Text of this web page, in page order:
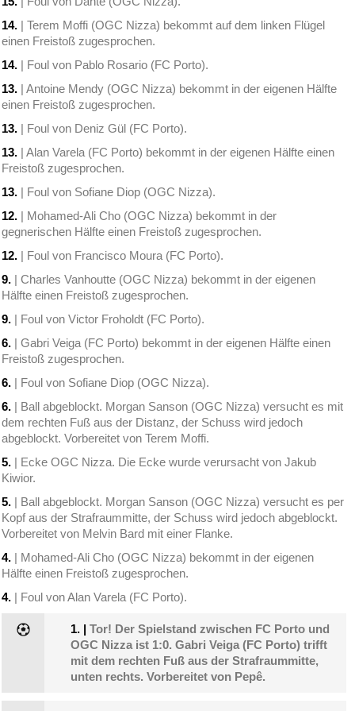
14. | Terem Moffi (OGC Nizza) bekommt auf dem linken Flügel
einen Freistoß zugesprochen.
14. | Foul von Pablo Rosario (FC Porto).
13. | Antoine Mendy (OGC Nizza) bekommt in der eigenen Hälfte
einen Freistoß zugesprochen.
13. | Foul von Deniz Gül (FC Porto).
13. | Alan Varela (FC Porto) bekommt in der eigenen Hälfte einen
Freistoß zugesprochen.
13. | Foul von Sofiane Diop (OGC Nizza).
12. | Mohamed-Ali Cho (OGC Nizza) bekommt in der
gegnerischen Hälfte einen Freistoß zugesprochen.
12. | Foul von Francisco Moura (FC Porto).
9. | Charles Vanhoutte (OGC Nizza) bekommt in der eigenen
Hälfte einen Freistoß zugesprochen.
9. | Foul von Victor Froholdt (FC Porto).
6. | Gabri Veiga (FC Porto) bekommt in der eigenen Hälfte einen
Freistoß zugesprochen.
6. | Foul von Sofiane Diop (OGC Nizza).
6. | Ball abgeblockt. Morgan Sanson (OGC Nizza) versucht es mit
dem rechten Fuß aus der Distanz, der Schuss wird jedoch
abgeblockt. Vorbereitet von Terem Moffi.
5. | Ecke OGC Nizza. Die Ecke wurde verursacht von Jakub
Kiwior.
5. | Ball abgeblockt. Morgan Sanson (OGC Nizza) versucht es per
Kopf aus der Strafraummitte, der Schuss wird jedoch abgeblockt.
Vorbereitet von Melvin Bard mit einer Flanke.
4. | Mohamed-Ali Cho (OGC Nizza) bekommt in der eigenen
Hälfte einen Freistoß zugesprochen.
4. | Foul von Alan Varela (FC Porto).
1. |Tor! Der Spielstand zwischen FC Porto und
OGC Nizza ist 1:0. Gabri Veiga (FC Porto) trifft
mit dem rechten Fuß aus der Strafraummitte,
unten rechts. Vorbereitet von Pepê.